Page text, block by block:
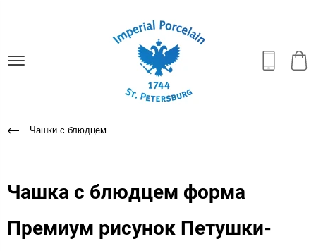
Чашки с блюдцем
Чашка с блюдцем форма
Премиум рисунок Петушки-